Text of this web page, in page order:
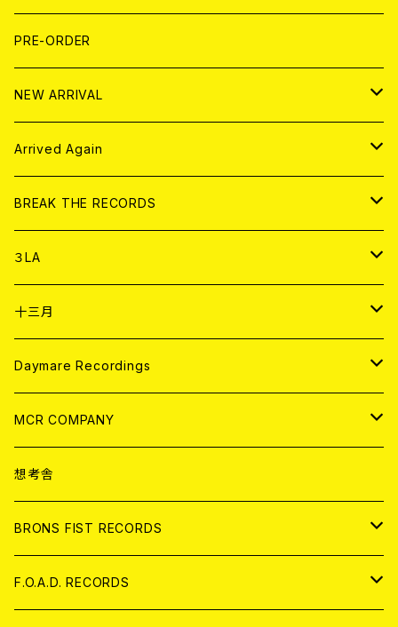
LP
HOOD
T-shirt
HOOD
BOLLOCKS
EL ZINE
写真集 (PHOTOBOOK)
CD
アナログ
アパレル
書籍
DIGITAL CONTENTS
PRE-ORDER
NEW ARRIVAL
CD
アナログ
Arrived Again
CD
アナログ
BREAK THE RECORDS
CD
ANALOG
アパレル
３LA
CD
ANALOG
十三月
CD
ANALOG
Daymare Recordings
CD
ANALOG
MCR COMPANY
CD
アパレル
ANALOG
想考舎
BRONS FIST RECORDS
CD
F.O.A.D. RECORDS